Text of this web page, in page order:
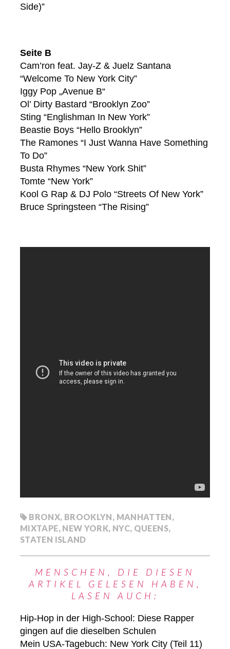
Side)”
Seite B
Cam’ron feat. Jay-Z & Juelz Santana
“Welcome To New York City”
Iggy Pop „Avenue B“
Ol’ Dirty Bastard “Brooklyn Zoo”
Sting “Englishman In New York”
Beastie Boys “Hello Brooklyn”
The Ramones “I Just Wanna Have Something
To Do”
Busta Rhymes “New York Shit”
Tomte “New York”
Kool G Rap & DJ Polo “Streets Of New York”
Bruce Springsteen “The Rising”
BRONX, BROOKLYN, MANHATTEN,
MIXTAPE, NEW YORK, NYC, QUEENS,
STATEN ISLAND
MENSCHEN, DIE DIESEN
ARTIKEL GELESEN HABEN,
LASEN AUCH:
Hip-Hop in der High-School: Diese Rapper
gingen auf die dieselben Schulen
Mein USA-Tagebuch: New York City (Teil 11)